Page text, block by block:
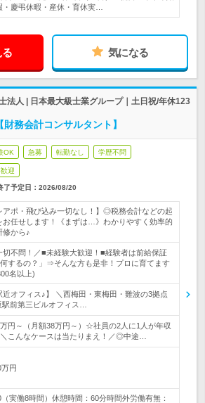
・慶弔休暇・産休・育休実…
気になる
法人 | 日本最大級士業グループ｜土日祝/年休123
務会計コンサルタント】
OK 急募 転勤なし 学歴不問
迎
了予定日： 2026/08/20
アポ・飛び込み一切なし！】◎税務会計などの起
お任せします！《まずは…》わかりやすく効率的
修から♪
切不問！／■未経験大歓迎！■経験者は前給保証
するの？」⇒そんな方も是非！プロに育てます
名以上)
近オフィス♪】 ＼西梅田・東梅田・難波の3拠点
前第三ビルオフィス…
円～（月額38万円～）☆社員の2人に1人が年収
こんなケースは当たりまえ！／◎中途…
円
実働8時間）休憩時間：60分時間外労働有無：